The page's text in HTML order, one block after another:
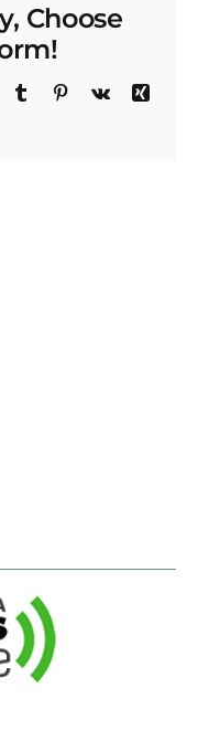
Choose
TumblrPinterest
Vk
Xing